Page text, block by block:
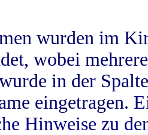
wurden im
wobei
in der
eingetragen.
Hinweise zu